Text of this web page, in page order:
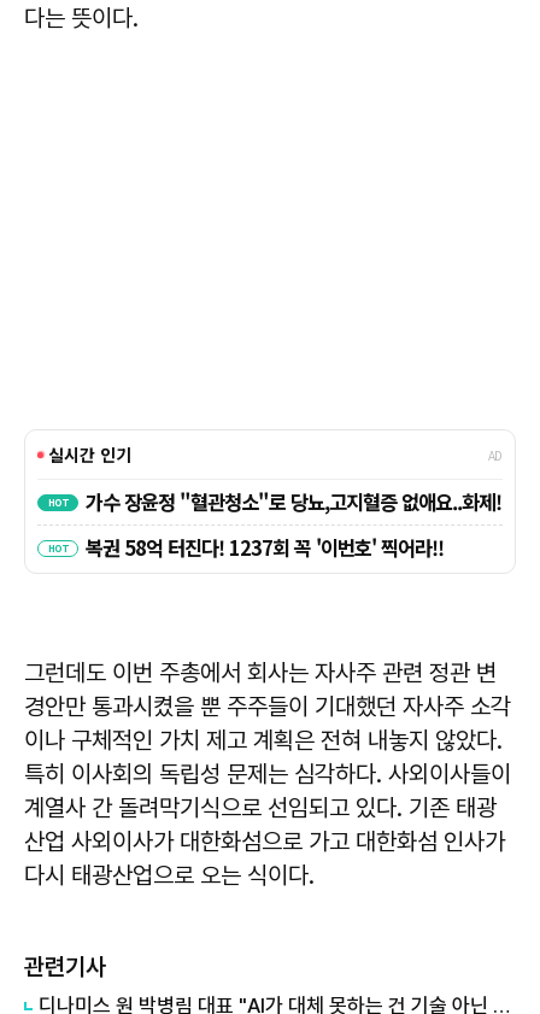
다는 뜻이다.
그런데도 이번 주총에서 회사는 자사주 관련 정관 변
경안만 통과시켰을 뿐 주주들이 기대했던 자사주 소각
이나 구체적인 가치 제고 계획은 전혀 내놓지 않았다.
특히 이사회의 독립성 문제는 심각하다. 사외이사들이
계열사 간 돌려막기식으로 선임되고 있다. 기존 태광
산업 사외이사가 대한화섬으로 가고 대한화섬 인사가
다시 태광산업으로 오는 식이다.
관련기사
디나미스 원 박병림 대표 "AI가 대체 못하는 건 기술 아닌 감정…서브컬처는 애정을 축적하는 장르"